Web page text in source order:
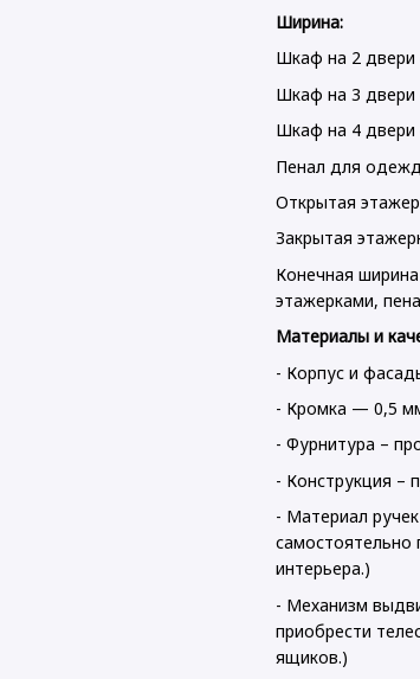
Ширина:
Шкаф на 2
Шкаф на 3
Шкаф на 4
Пенал для
Открытая
Закрытая
Конечная
этажерками,
Материалы и
- Корпус и
- Кромка — 0,5
- Фурнитура –
- Конструкция –
- Материал
самостоятельно
интерьера.)
- Механизм
приобрести
ящиков.)